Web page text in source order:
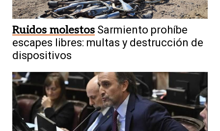
Ruidos molestos Sarmiento prohíbe
escapes libres: multas y destrucción de
dispositivos